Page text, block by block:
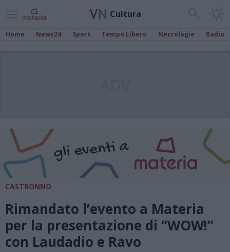
Cultura
Home News24 Sport Tempo Libero Necrologie Radio
CASTRONNO
Rimandato l’evento a Materia
per la presentazione di “WOW!”
con Laudadio e Ravo